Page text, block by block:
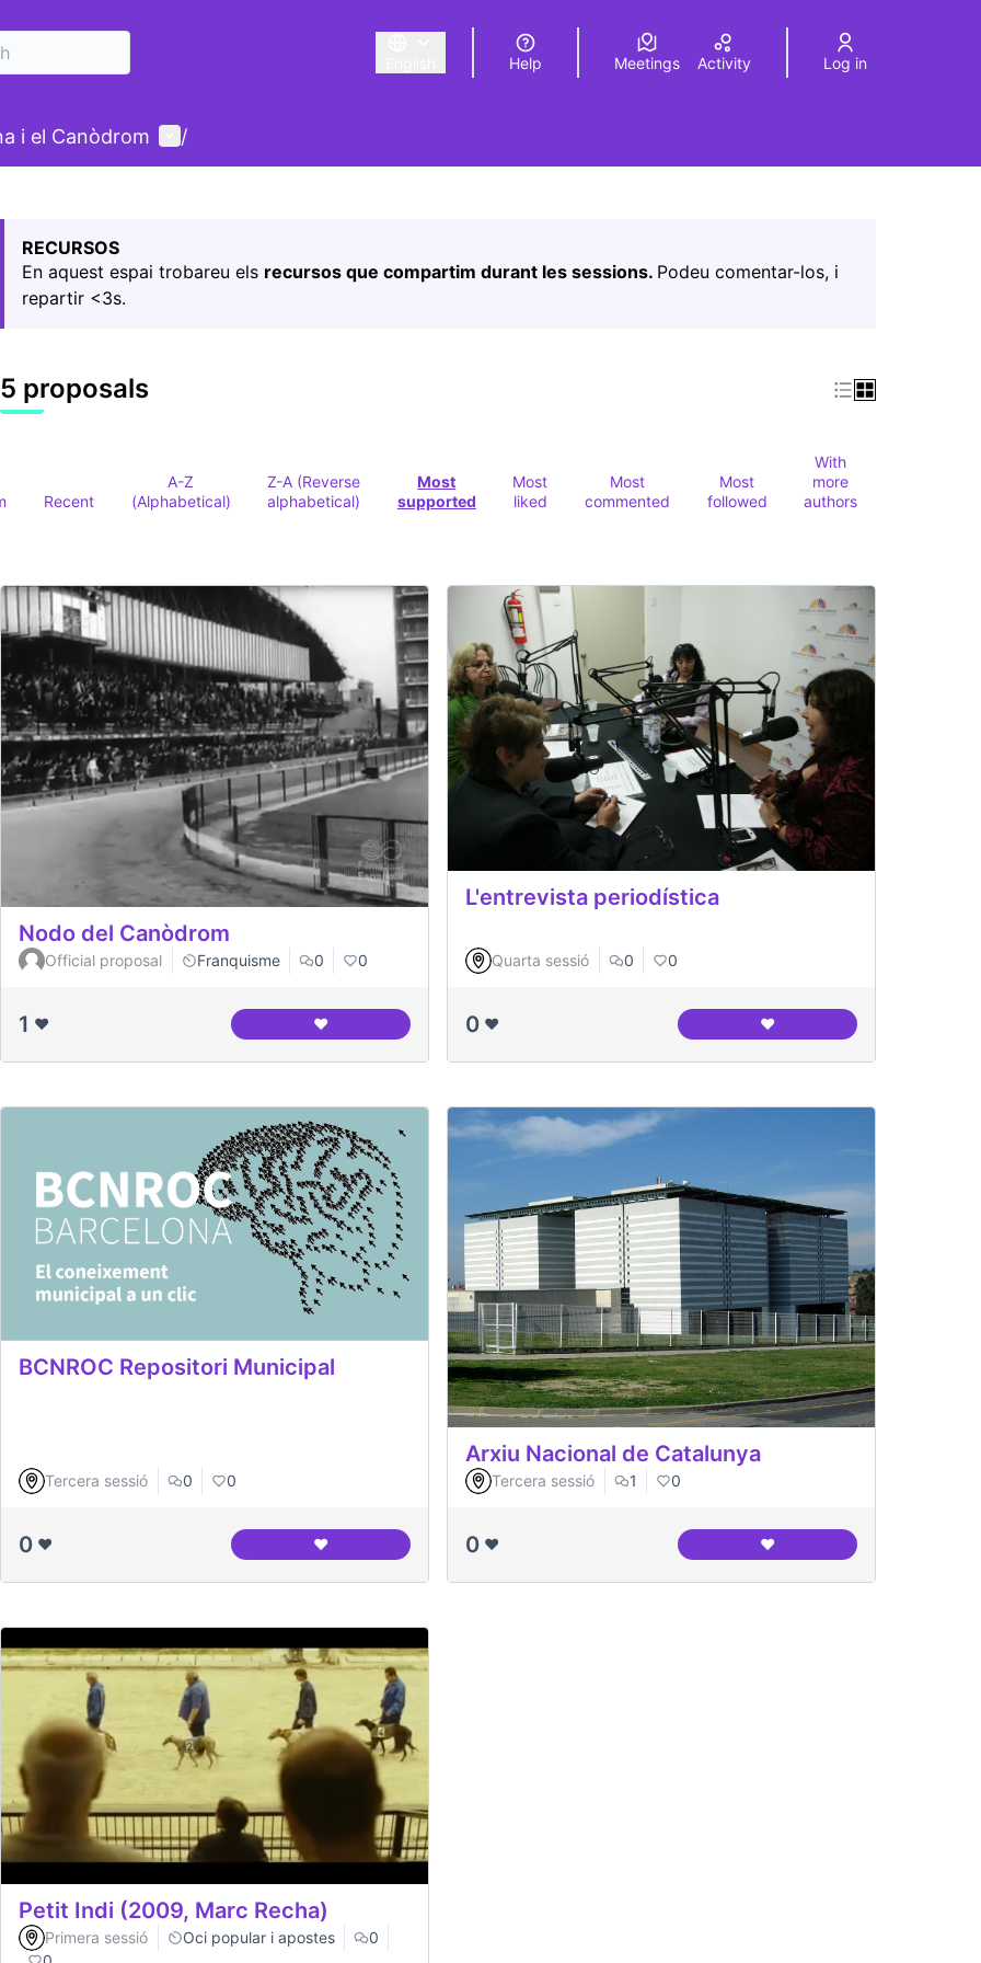
Triar la llengua Elegir el idiomaChoose language
Help Meetings Activity Log in
i el Canòdrom User menu
/
RECURSOS
En aquest espai trobareu els recursos que compartim durant les sessions. Podeu comentar-los, i
repartir <3s.
5 proposals
Recent
A-Z
(Alphabetical)
Z-A (Reverse
alphabetical)
Most
supported
Most
liked
Most
commented
Most
followed
With
more
authors
Nodo del Canòdrom
Official proposal Franquisme 0 0
1 ❤️ ❤️Nodo del Canòdrom
L'entrevista periodística
Quarta sessió 0 0
0 ❤️ ❤️L'entrevista periodística
BCNROC Repositori Municipal
Tercera sessió 0 0
0 ❤️ ❤️BCNROC Repositori Municipal
Arxiu Nacional de Catalunya
Tercera sessió 1 0
0 ❤️ ❤️Arxiu Nacional de Catalunya
Petit Indi (2009, Marc Recha)
Primera sessió Oci popular i apostes
0